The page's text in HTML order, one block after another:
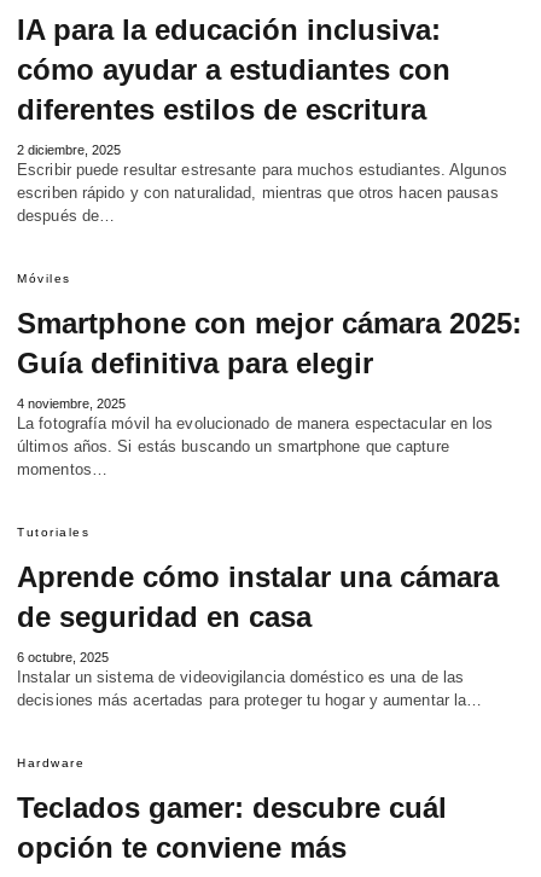
IA para la educación inclusiva:
cómo ayudar a estudiantes con
diferentes estilos de escritura
2 diciembre, 2025
Escribir puede resultar estresante para muchos estudiantes. Algunos
escriben rápido y con naturalidad, mientras que otros hacen pausas
después de…
Móviles
Smartphone con mejor cámara 2025:
Guía definitiva para elegir
4 noviembre, 2025
La fotografía móvil ha evolucionado de manera espectacular en los
últimos años. Si estás buscando un smartphone que capture
momentos…
Tutoriales
Aprende cómo instalar una cámara
de seguridad en casa
6 octubre, 2025
Instalar un sistema de videovigilancia doméstico es una de las
decisiones más acertadas para proteger tu hogar y aumentar la…
Hardware
Teclados gamer: descubre cuál
opción te conviene más